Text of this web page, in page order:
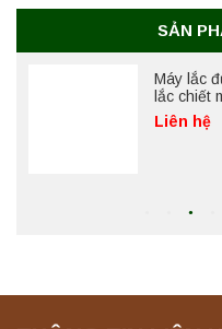
SẢN
Liên hệ
Máy lắc
lắc chiết
Liên hệ